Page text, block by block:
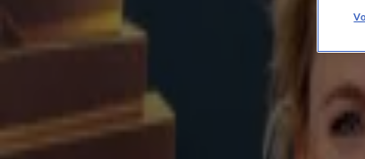
Mart Hoogkamer wil graag meedoen aan De Bondgenoten
'Marco Borsato maakt muzikale comeback bij Vrienden van Amstel Live'
Dinsdag 4 aug, 19:37
BN'ers